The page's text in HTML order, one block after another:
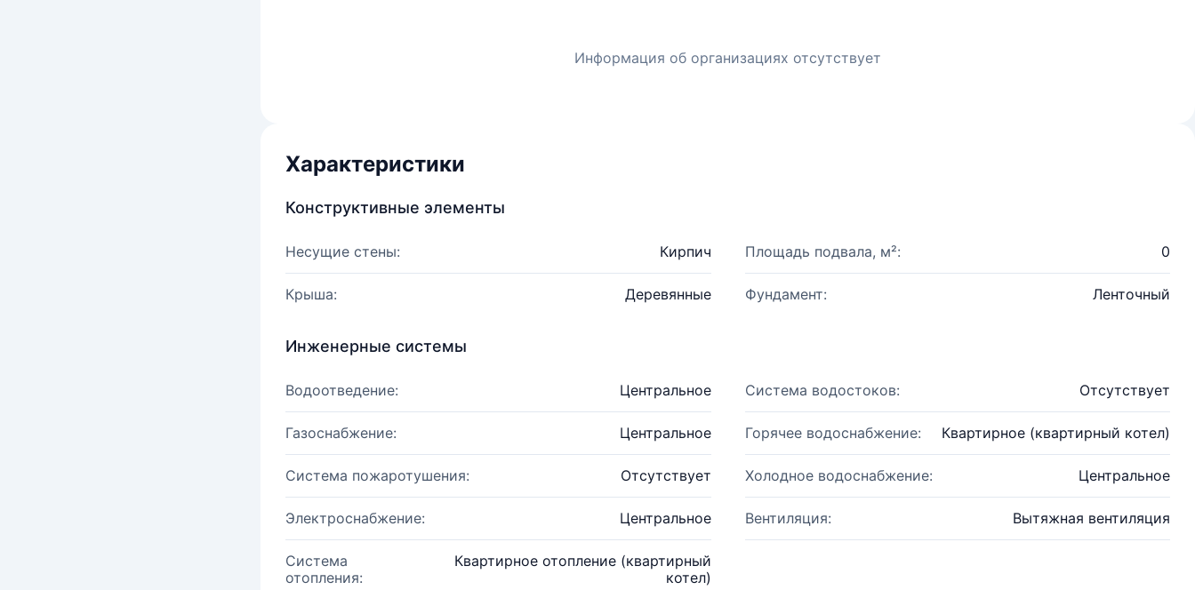
Информация об организациях отсутствует
Характеристики
Конструктивные элементы
Несущие стены: Кирпич Площадь подвала, м²: 0
Крыша: Деревянные Фундамент: Ленточный
Инженерные системы
Водоотведение: Центральное Система водостоков: Отсутствует
Газоснабжение: Центральное Горячее водоснабжение: Квартирное (квартирный котел)
Система пожаротушения: Отсутствует Холодное водоснабжение: Центральное
Электроснабжение: Центральное Вентиляция: Вытяжная вентиляция
Система
отопления:
Квартирное отопление (квартирный
котел)